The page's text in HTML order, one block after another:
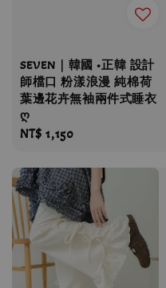
SEVEN｜韓國 •正韓 設計
師檔口 粉漾浪漫 純棉荷
葉邊花卉無袖兩件式睡衣
ღ
Regular
NT$ 1,150